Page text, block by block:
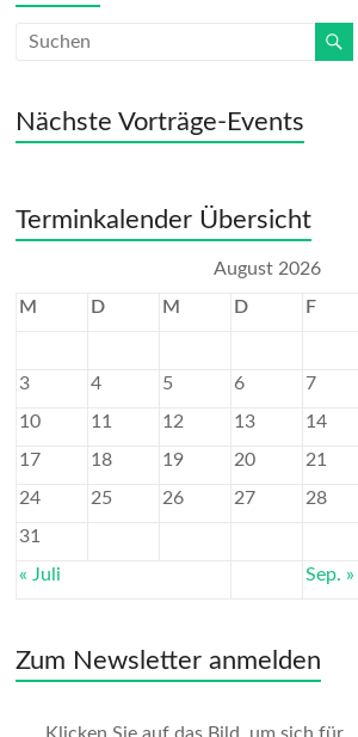
Nächste Vorträge-Events
Terminkalender Übersicht
August 2026
M
D M D F
3
4 5 6 7
10
11 12 13 14
17
18 19 20 21
24
25 26 27 28
31
« Juli
Sep. »
Zum Newsletter anmelden